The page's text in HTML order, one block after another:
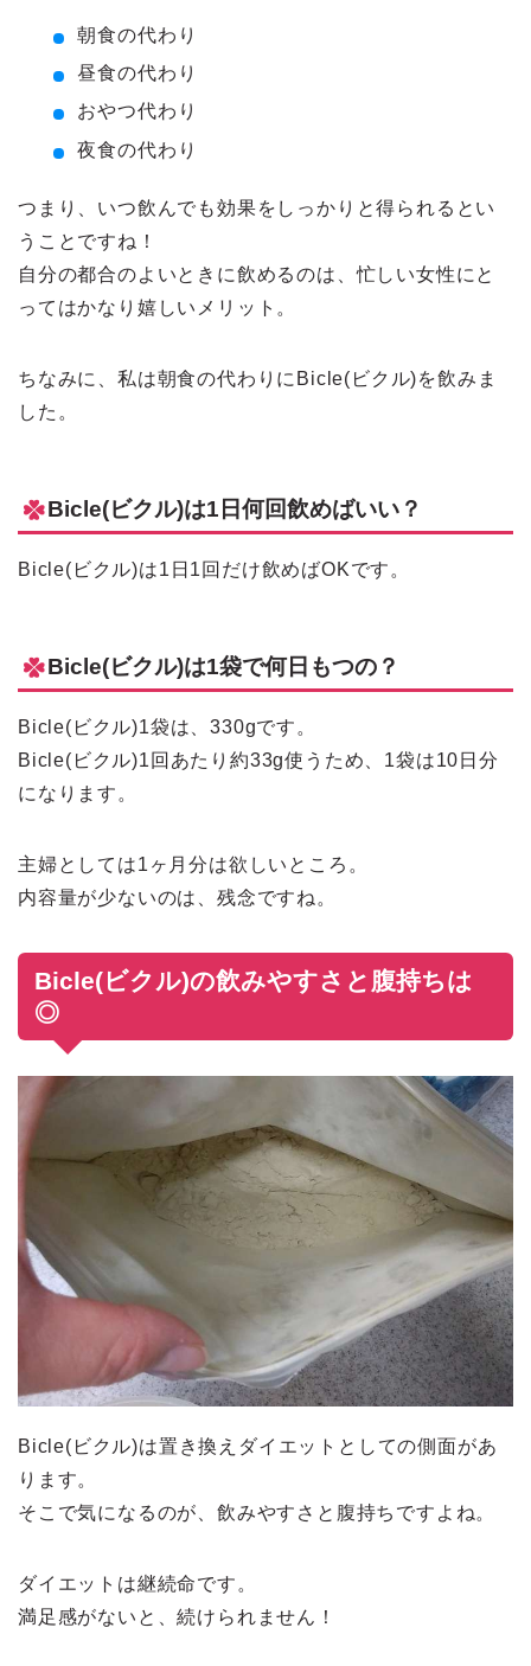
朝食の代わり
昼食の代わり
おやつ代わり
夜食の代わり
つまり、いつ飲んでも効果をしっかりと得られるとい
うことですね！
自分の都合のよいときに飲めるのは、忙しい女性にと
ってはかなり嬉しいメリット。
ちなみに、私は朝食の代わりにBicle(ビクル)を飲みま
した。
Bicle(ビクル)は1日何回飲めばいい？
Bicle(ビクル)は1日1回だけ飲めばOKです。
Bicle(ビクル)は1袋で何日もつの？
Bicle(ビクル)1袋は、330gです。
Bicle(ビクル)1回あたり約33g使うため、1袋は10日分
になります。
主婦としては1ヶ月分は欲しいところ。
内容量が少ないのは、残念ですね。
Bicle(ビクル)の飲みやすさと腹持ちは
◎
Bicle(ビクル)は置き換えダイエットとしての側面があ
ります。
そこで気になるのが、飲みやすさと腹持ちですよね。
ダイエットは継続命です。
満足感がないと、続けられません！